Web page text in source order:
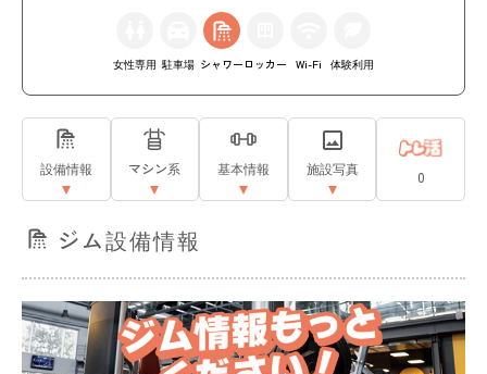
女性専用 駐車場 シャワー ロッカー Wi-Fi 体験利用
設備情報 マシン系 基本情報 施設写真 0
ジム設備情報